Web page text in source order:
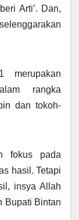
Arti’. Dan,
merupakan
rangka
dan tokoh-
fokus pada
hasil. Tetapi
insya Allah
Bupati Bintan